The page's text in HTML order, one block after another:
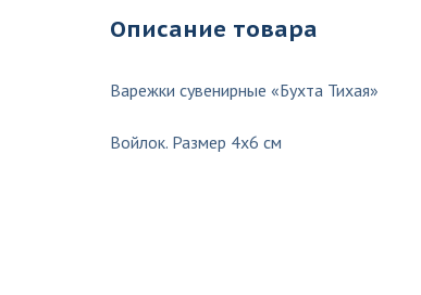
Описание товара
Варежки сувенирные «Бухта Тихая»
Войлок. Размер 4х6 см